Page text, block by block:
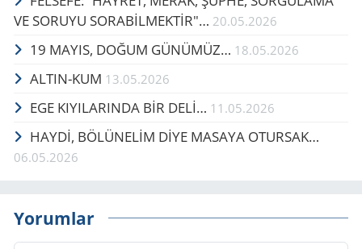
VE SORUYU SORABİLMEKTİR"… 20.05.2026
19 MAYIS, DOĞUM GÜ­NÜ­MÜZ… 18.05.2026
ALTIN-KUM 13.05.2026
EGE KIYILARINDA BİR DELİ… 11.05.2026
HAYDİ, BÖ­LÜ­NELİM DİYE MA­SA­YA OTUR­SAK…
06.05.2026
Yorumlar